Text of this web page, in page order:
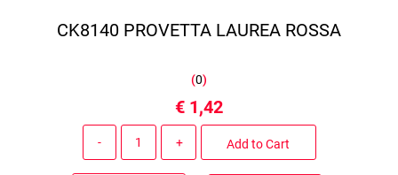
CK8140 PROVETTA LAUREA ROSSA
(0)
€ 1,42
Add to Cart